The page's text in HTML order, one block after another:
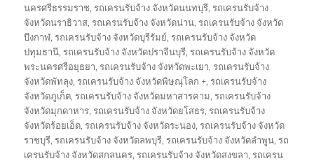
นครศรีธรรมราช,รถเครนรับจ้าง จังหวัดนนทบุรี,รถเครนรับจ้าง
จังหวัดนราธิวาส,รถเครนรับจ้าง จังหวัดน่าน,รถเครนรับจ้าง จังหวัด
บึงกาฬ,รถเครนรับจ้าง จังหวัดบุรีรัมย์,รถเครนรับจ้าง จังหวัด
ปทุมธานี,รถเครนรับจ้าง จังหวัดปราจีนบุรี,รถเครนรับจ้าง จังหวัด
พระนครศรีอยุธยา,รถเครนรับจ้าง จังหวัดพะเยา,รถเครนรับจ้าง
จังหวัดพัทลุง,รถเครนรับจ้าง จังหวัดพิษณุโลก +,รถเครนรับจ้าง
จังหวัดภูเก็ต,รถเครนรับจ้าง จังหวัดมหาสารคาม,รถเครนรับจ้าง
จังหวัดมุกดาหาร,รถเครนรับจ้าง จังหวัดยโสธร,รถเครนรับจ้าง
จังหวัดร้อยเอ็ด,รถเครนรับจ้าง จังหวัดระนอง,รถเครนรับจ้าง จังหวัด
ราชบุรี,รถเครนรับจ้าง จังหวัดลพบุรี,รถเครนรับจ้าง จังหวัดลำพูน,รถ
เครนรับจ้าง จังหวัดสกลนคร,รถเครนรับจ้าง จังหวัดสงขลา,รถเครน